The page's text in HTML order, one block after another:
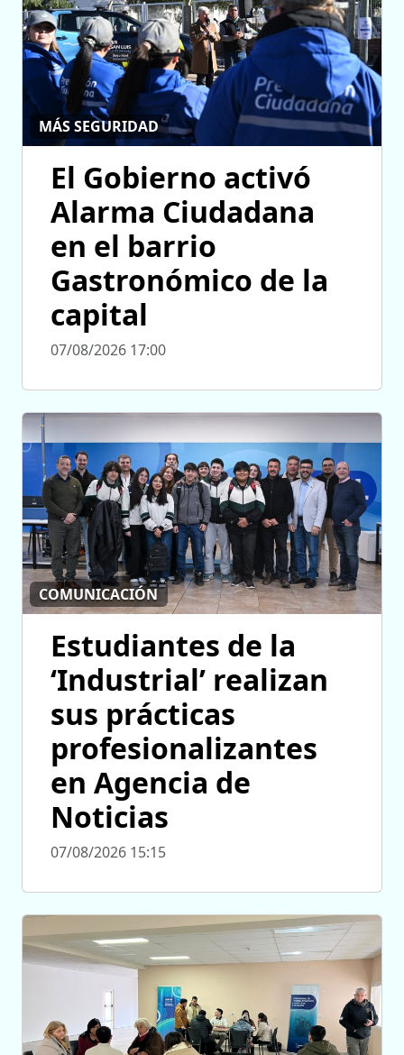
MÁS SEGURIDAD
El Gobierno activó
Alarma Ciudadana
en el barrio
Gastronómico de la
capital
07/08/2026 17:00
COMUNICACIÓN
Estudiantes de la
‘Industrial’ realizan
sus prácticas
profesionalizantes
en Agencia de
Noticias
07/08/2026 15:15